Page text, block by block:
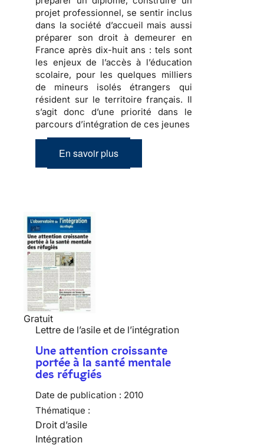
projet professionnel, se sentir inclus
dans la société d’accueil mais aussi
préparer son droit à demeurer en
France après dix-huit ans : tels sont
les enjeux de l’accès à l’éducation
scolaire, pour les quelques milliers
de mineurs isolés étrangers qui
résident sur le territoire français. Il
s’agit donc d’une priorité dans le
parcours d’intégration de ces jeunes
En savoir plus
Gratuit
Lettre de l’asile et de l’intégration
Une attention croissante
portée à la santé mentale
des réfugiés
Date de publication : 2010
Thématique :
Droit d’asile
Intégration